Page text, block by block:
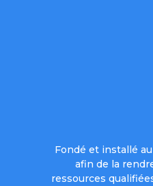
Fondé et installé
afin de la
ressources